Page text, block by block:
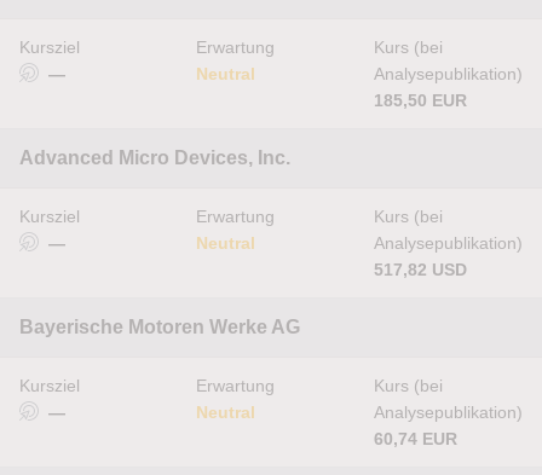
Kursziel
—
Erwartung
Neutral
Kurs (bei
Analysepublikation)
185,50 EUR
Advanced Micro Devices, Inc.
Kursziel
—
Erwartung
Neutral
Kurs (bei
Analysepublikation)
517,82 USD
Bayerische Motoren Werke AG
Kursziel
—
Erwartung
Neutral
Kurs (bei
Analysepublikation)
60,74 EUR